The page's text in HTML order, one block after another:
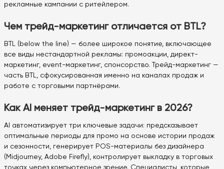
рекламные кампании с ритейлером.
Чем трейд-маркетинг отличается от BTL?
BTL (below the line) — более широкое понятие, включающее
все виды нестандартной рекламы: промоакции, директ-
маркетинг, event-маркетинг, спонсорство. Трейд-маркетинг —
часть BTL, сфокусированная именно на каналах продаж и
работе с торговыми партнёрами.
Как AI меняет трейд-маркетинг в 2026?
AI автоматизирует три ключевые задачи: предсказывает
оптимальные периоды для промо на основе истории продаж
и сезонности, генерирует POS-материалы без дизайнера
(Midjourney, Adobe Firefly), контролирует выкладку в торговых
точках через компьютерное зрение. Специалисты, которые